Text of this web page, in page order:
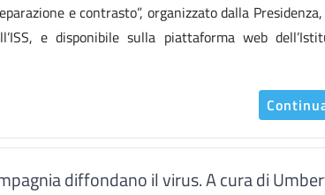
e contrasto”, organizzato dalla
e disponibile sulla piattaforma web
diffondano il virus. A cura di